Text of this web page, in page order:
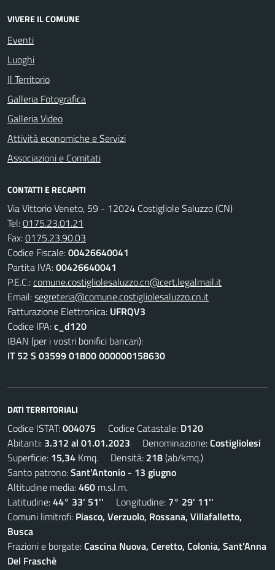
VIVERE IL COMUNE
Eventi
Luoghi
Il Territorio
Galleria Fotografica
Galleria Video
Attività economiche e Servizi
Associazioni e Comitati
CONTATTI E RECAPITI
Via Vittorio Veneto, 59 - 12024 Costigliole Saluzzo (CN)
Tel:0175.23.01.21
Fax:0175.23.90.03
Codice Fiscale:00426640041
Partita IVA:00426640041
P.E.C.:comune.costigliolesaluzzo.cn@cert.legalmail.it
Email:segreteria@comune.costigliolesaluzzo.cn.it
Fatturazione Elettronica: UFRQV3
Codice IPA:c_d120
IBAN (per i vostri bonifici bancari):
IT 52 S 03599 01800 000000158630
DATI TERRITORIALI
Codice ISTAT:004075 Codice Catastale: D120
Abitanti: 3.312 al 01.01.2023 Denominazione:Costigliolesi
Superficie: 15,34 Kmq. Densità: 218(ab/kmq.)
Santo patrono:Sant'Antonio - 13 giugno
Altitudine media:460 m.s.l.m.
Latitudine:44° 33' 51'' Longitudine: 7° 29' 11''
Comuni limitrofi: Piasco, Verzuolo, Rossana, Villafalletto,
Busca
Frazioni e borgate:Cascina Nuova, Ceretto, Colonia, Sant'Anna
Del Fraschè